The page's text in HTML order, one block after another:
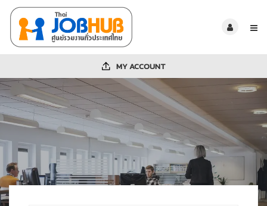
MY ACCOUNT